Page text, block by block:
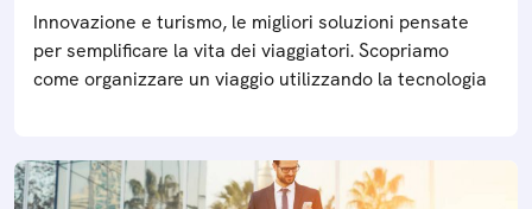
Innovazione e turismo, le migliori soluzioni pensate
per semplificare la vita dei viaggiatori. Scopriamo
come organizzare un viaggio utilizzando la tecnologia